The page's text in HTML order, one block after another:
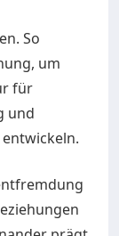
So
um
für
und